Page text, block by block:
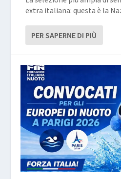
extra italiana: questa è la
PER SAPERNE DI PIÙ